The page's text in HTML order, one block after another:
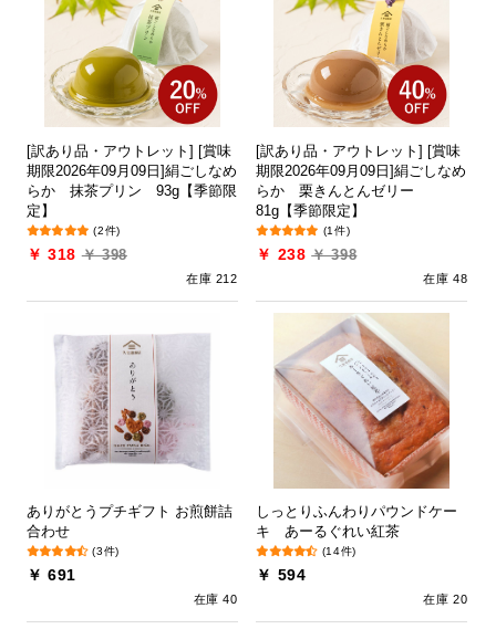
[訳あり品・アウトレット] [賞味
期限2026年09月09日]絹ごしなめ
らか 抹茶プリン 93g【季節限
定】
(2件)
￥ 318 ￥ 398
在庫 212
[訳あり品・アウトレット] [賞味
期限2026年09月09日]絹ごしなめ
らか 栗きんとんゼリー
81g【季節限定】
(1件)
￥ 238 ￥ 398
在庫 48
ありがとうプチギフト お煎餅詰
合わせ
(3件)
￥ 691
在庫 40
しっとりふんわりパウンドケー
キ あーるぐれい紅茶
(14件)
￥ 594
在庫 20